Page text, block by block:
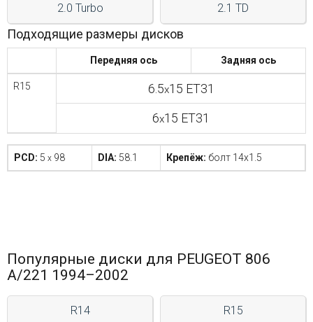
Вс:
C
21:00
2.0 Turbo 2.1 TD
Подходящие размеры дисков
Передняя ось Задняя ось
R15 6.5x15 ET31
6x15 ET31
PCD: 5 x 98 DIA: 58.1 Крепёж: болт 14x1.5
Популярные диски для PEUGEOT 806
A/221 1994–2002
R14 R15